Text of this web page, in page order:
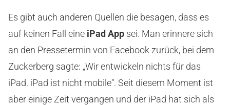
Es gibt auch anderen Quellen die besagen, dass es
auf keinen Fall eine iPad App sei. Man erinnere sich
an den Pressetermin von Facebook zurück, bei dem
Zuckerberg sagte: „Wir entwickeln nichts für das
iPad. iPad ist nicht mobile“. Seit diesem Moment ist
aber einige Zeit vergangen und der iPad hat sich als